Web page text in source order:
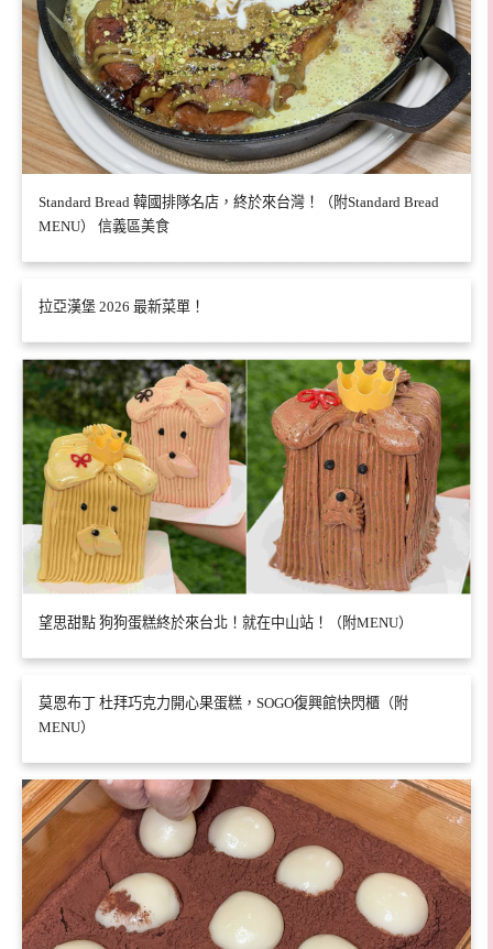
Standard Bread 韓國排隊名店，終於來台灣！（附Standard Bread
MENU） 信義區美食
拉亞漢堡 2026 最新菜單！
望思甜點 狗狗蛋糕終於來台北！就在中山站！（附MENU）
莫恩布丁 杜拜巧克力開心果蛋糕，SOGO復興館快閃櫃（附
MENU）